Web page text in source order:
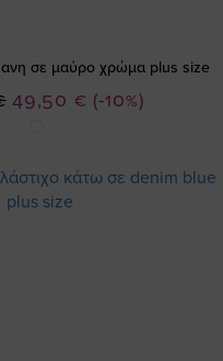
σε μαύρο χρώμα plus size
(-10%)
Ειδική
49,50 €